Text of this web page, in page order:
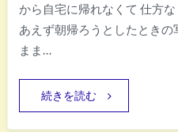
から自宅に帰れなくて 仕方
あえず朝帰ろうとしたとき
まま…
続きを読む